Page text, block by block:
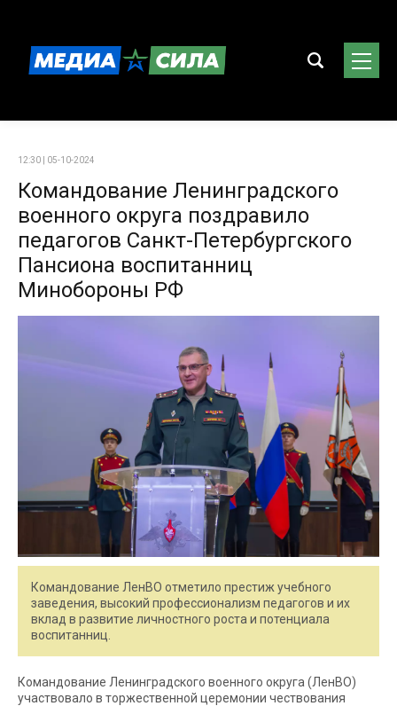
12:30 | 05-10-2024
Командование Ленинградского
военного округа поздравило
педагогов Санкт-Петербургского
Пансиона воспитанниц
Минобороны РФ
Командование ЛенВО отметило престиж учебного
заведения, высокий профессионализм педагогов и их
вклад в развитие личностного роста и потенциала
воспитанниц.
Командование Ленинградского военного округа (ЛенВО)
участвовало в торжественной церемонии чествования